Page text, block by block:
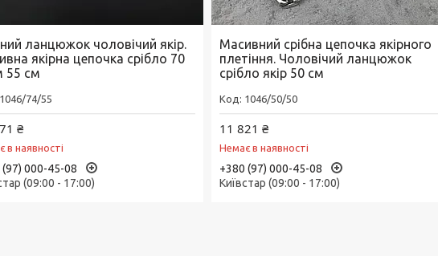
ланцюжок чоловічий якір.
якірна цепочка срібло 70
55 см
1046/74/55
₴
в наявності
(97) 000-45-08
(09:00 - 17:00)
Масивний срібна цепочка якірного
плетіння. Чоловічий ланцюжок
срібло якір 50 см
1046/50/50
11 821 ₴
Немає в наявності
+380 (97) 000-45-08
Київстар (09:00 - 17:00)